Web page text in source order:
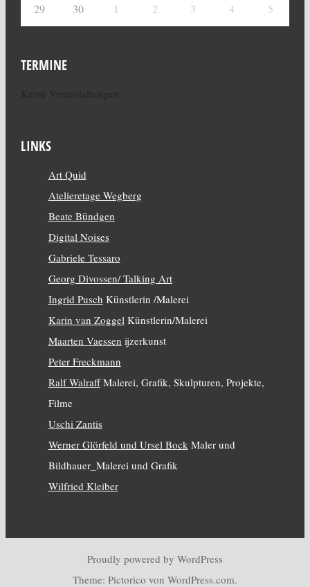
29 30 1 2 3 4 5
TERMINE
LINKS
Art Quid
Atelieretage Wegberg
Beate Bündgen
Digital Noises
Gabriele Tessaro
Georg Divossen/ Talking Art
Ingrid Pusch Künstlerin /Malerei
Karin van Zoggel Künstlerin/Malerei
Maarten Vaessen ijzerkunst
Peter Freckmann
Ralf WalraffMalerei, Grafik, Skulpturen, Projekte,
Filme
Uschi Zantis
Werner Glörfeld und Ursel Bock Maler und
Bildhauer_Malerei und Grafik
Wilfried Kleiber
Proudly powered by WordPress
Theme: Pictorico von WordPress.com.